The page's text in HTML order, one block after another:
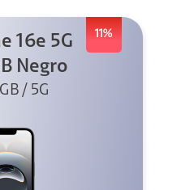
11%
16e 5G
Negro
/ 5G